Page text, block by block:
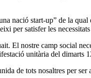
nació start-up” de la
per satisfer les
El nostre camp social
unitària del dimarts
de tots nosaltres per ser